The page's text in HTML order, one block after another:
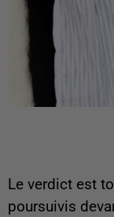
Le verdict est
poursuivis